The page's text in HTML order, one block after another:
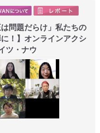
問題だらけ」私たちの
！】オンラインアクシ
ツ・ナウ